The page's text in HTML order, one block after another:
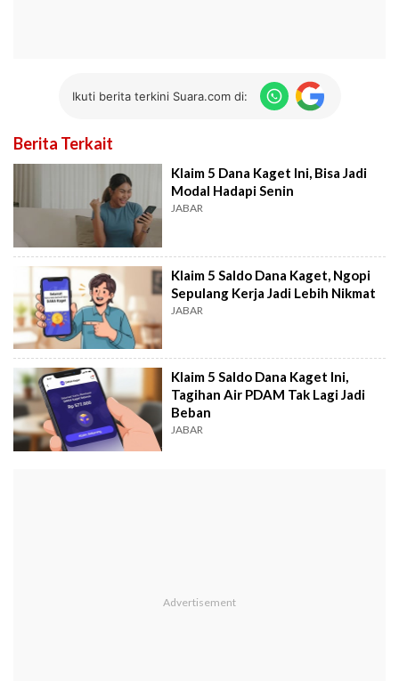
Ikuti berita terkini Suara.com di:
Berita Terkait
Klaim 5 Dana Kaget Ini, Bisa Jadi
Modal Hadapi Senin
JABAR
Klaim 5 Saldo Dana Kaget, Ngopi
Sepulang Kerja Jadi Lebih Nikmat
JABAR
Klaim 5 Saldo Dana Kaget Ini,
Tagihan Air PDAM Tak Lagi Jadi
Beban
JABAR